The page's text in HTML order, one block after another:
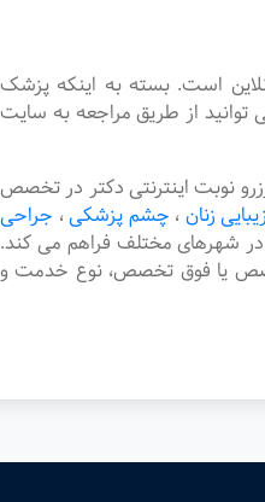
است. بسته به اینکه پزشک
از طریق مراجعه به سایت
نوبت اینترنتی دکتر در تخصص
زنان ، چشم پزشکی، جراحی
در شهرهای مختلف فراهم می کند.
یا فوق تخصص، نوع خدمت و